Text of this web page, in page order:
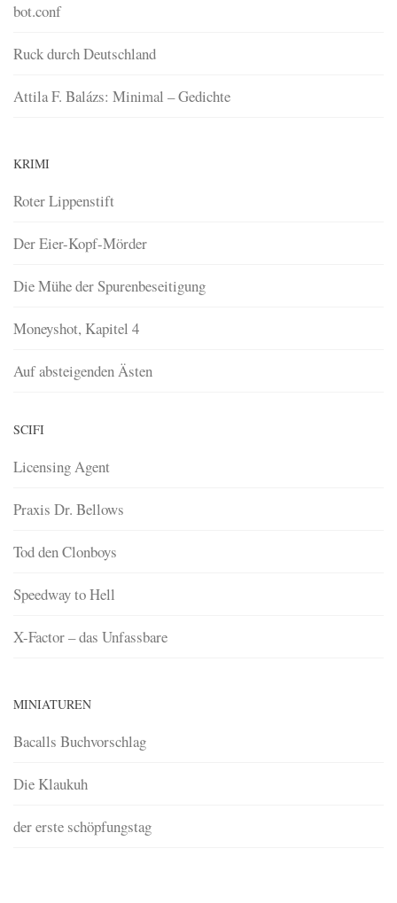
bot.conf
Ruck durch Deutschland
Attila F. Balázs: Minimal – Gedichte
KRIMI
Roter Lippenstift
Der Eier-Kopf-Mörder
Die Mühe der Spurenbeseitigung
Moneyshot, Kapitel 4
Auf absteigenden Ästen
SCIFI
Licensing Agent
Praxis Dr. Bellows
Tod den Clonboys
Speedway to Hell
X-Factor – das Unfassbare
MINIATUREN
Bacalls Buchvorschlag
Die Klaukuh
der erste schöpfungstag